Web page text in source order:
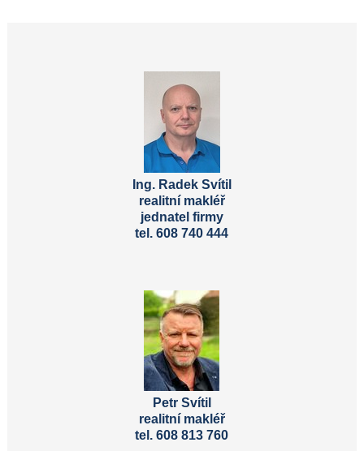
Ing. Radek Svítil
realitní makléř
jednatel firmy
tel. 608 740 444
Petr Svítil
realitní makléř
tel. 608 813 760